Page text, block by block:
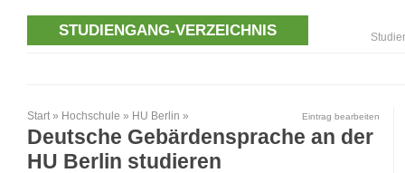
STUDIENGANG-VERZEICHNIS
Start » Hochschule » HU Berlin » Eintrag bearbeiten
Deutsche Gebärdensprache an der
HU Berlin studieren